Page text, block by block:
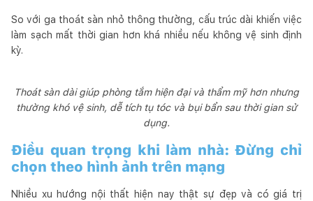
So với ga thoát sàn nhỏ thông thường, cấu trúc dài khiến việc
làm sạch mất thời gian hơn khá nhiều nếu không vệ sinh định
kỳ.
Thoát sàn dài giúp phòng tắm hiện đại và thẩm mỹ hơn nhưng
thường khó vệ sinh, dễ tích tụ tóc và bụi bẩn sau thời gian sử
dụng.
Điều quan trọng khi làm nhà: Đừng chỉ
chọn theo hình ảnh trên mạng
Nhiều xu hướng nội thất hiện nay thật sự đẹp và có giá trị